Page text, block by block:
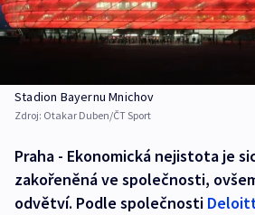
Stadion Bayernu Mnichov
Zdroj: Otakar Duben/ČT Sport
Praha - Ekonomická nejistota je
zakořeněná ve společnosti,
odvětví. Podle společnosti